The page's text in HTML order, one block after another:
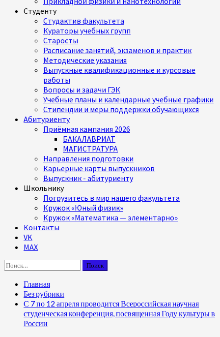
Студенту
Студактив факультета
Кураторы учебных групп
Старосты
Расписание занятий, экзаменов и практик
Методические указания
Выпускные квалификационные и курсовые
работы
Вопросы и задачи ГЭК
Учебные планы и календарные учебные графики
Стипендии и меры поддержки обучающихся
Абитуриенту
Приёмная кампания 2026
БАКАЛАВРИАТ
МАГИСТРАТУРА
Направления подготовки
Карьерные карты выпускников
Выпускник - абитуриенту
Школьнику
Погрузитесь в мир нашего факультета
Кружок «Юный физик»
Кружок «Математика — элементарно»
Контакты
VK
MAX
Найти:
Главная
Без рубрики
С 7 по 12 апреля проводится Всероссийская научная
студенческая конференция, посвященная Году культуры в
России